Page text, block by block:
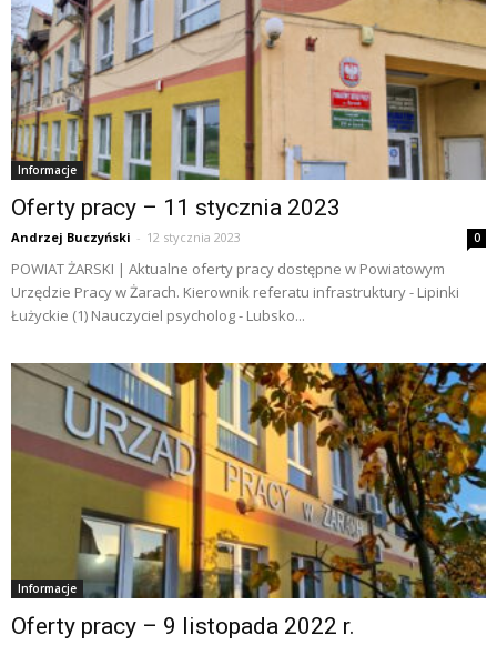
Informacje
Oferty pracy – 11 stycznia 2023
Andrzej Buczyński - 12 stycznia 2023 0
POWIAT ŻARSKI | Aktualne oferty pracy dostępne w Powiatowym
Urzędzie Pracy w Żarach. Kierownik referatu infrastruktury - Lipinki
Łużyckie (1) Nauczyciel psycholog - Lubsko...
Informacje
Oferty pracy – 9 listopada 2022 r.